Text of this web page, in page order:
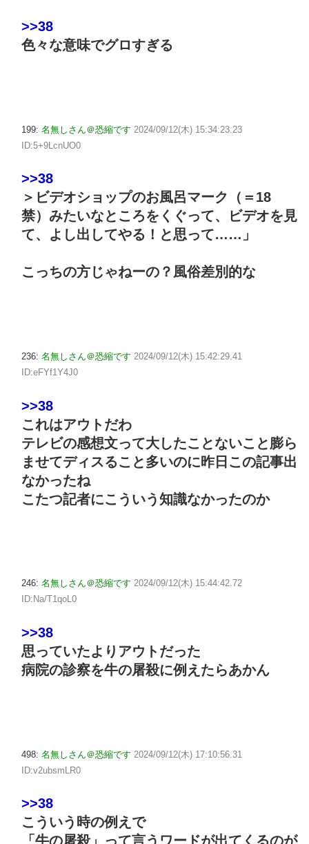
>>38
色々な意味でグロすぎる
199: 名無しさん＠恐縮です 2024/09/12(木) 15:34:23.23
ID:5+9LcnUO0
>>38
＞ビデオショップのお風呂マーク（＝18
禁）みたいなところをくぐって、ビデオを見
て、よし出してやる！と思って……」
こっちの方じゃねーの？風俗差別的な
236: 名無しさん＠恐縮です 2024/09/12(木) 15:42:29.41
ID:eFYf1Y4J0
>>38
これはアウトだわ
テレビの感想文って大したことないこと膨ら
ませてディスること多いのに昨日この記事出
なかったね
こたつ記者にこういう知識なかったのか
246: 名無しさん＠恐縮です 2024/09/12(木) 15:44:42.72
ID:Na/T1qoL0
>>38
思っていたよりアウトだった
病院の診察を牛の屠殺に例えたらあかん
498: 名無しさん＠恐縮です 2024/09/12(木) 17:10:56.31
ID:v2ubsmLR0
>>38
こういう時の例えで
「牛の屠殺」って言うワードが出てくるのが